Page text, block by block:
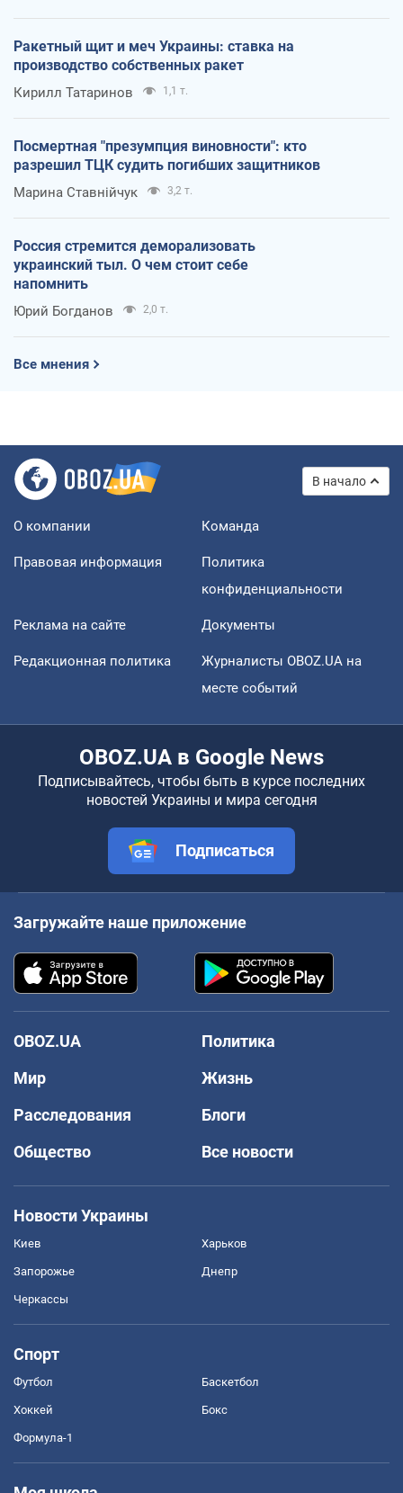
Ракетный щит и меч Украины: ставка на
производство собственных ракет
Кирилл Татаринов 1,1 т.
Посмертная "презумпция виновности": кто
разрешил ТЦК судить погибших защитников
Марина Ставнійчук 3,2 т.
Россия стремится деморализовать
украинский тыл. О чем стоит себе
напомнить
Юрий Богданов 2,0 т.
Все мнения
В начало
О компании Команда
Правовая информация
Политика
конфиденциальности
Реклама на сайте Документы
Редакционная политика
Журналисты OBOZ.UA на
месте событий
OBOZ.UA в Google News
Подписывайтесь, чтобы быть в курсе последних
новостей Украины и мира сегодня
Подписаться
Загружайте наше приложение
OBOZ.UA
Политика
Мир
Жизнь
Расследования
Блоги
Общество
Все новости
Новости Украины
Киев Харьков
Запорожье Днепр
Черкассы
Спорт
Футбол Баскетбол
Хоккей Бокс
Формула-1